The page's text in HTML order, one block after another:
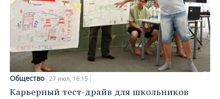
Общество 27 июл, 16:15
Карьерный тест-драйв для школьников